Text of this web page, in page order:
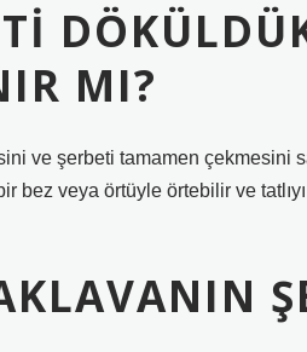
MI?
ve şerbeti tamamen çekmesini
veya örtüyle örtebilir ve tatlıyı